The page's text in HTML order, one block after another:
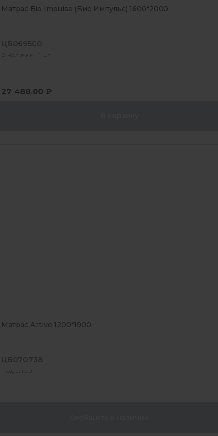
Матрас Bio Impulse (Био Импульс) 1600*2000
ЦБ069500
В наличии - 1 шт
27 488.00 ₽
Матрас Active 1200*1900
ЦБ070738
Под заказ